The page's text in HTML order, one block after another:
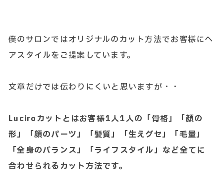
僕のサロンではオリジナルのカット方法でお客様にヘ
アスタイルをご提案しています。
文章だけでは伝わりにくいと思いますが・・
Luciroカットとはお客様1人1人の「骨格」「顔の
形」「顔のパーツ」「髪質」「生えグセ」「毛量」
「全身のバランス」「ライフスタイル」など全てに
合わせられるカット方法です。